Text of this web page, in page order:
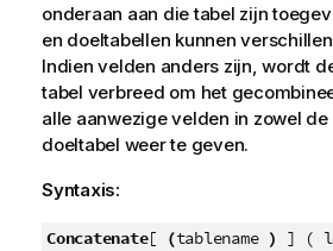
onderaan aan die tabel zijn
en doeltabellen kunnen
Indien velden anders zijn, wordt
tabel verbreed om het
alle aanwezige velden in zowel
doeltabel weer te geven.
Syntaxis:
Concatenate[ (tablename ) ] (